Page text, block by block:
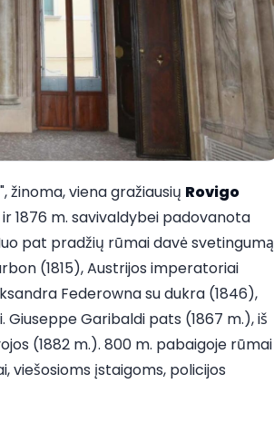
žinoma, viena gražiausių Rovigo
1876 m. savivaldybei padovanota
pat pradžių rūmai davė svetingumą
(1815), Austrijos imperatoriai
Federowna su dukra (1846),
Garibaldi pats (1867 m.), iš
(1882 m.). 800 m. pabaigoje rūmai
viešosioms įstaigoms, policijos